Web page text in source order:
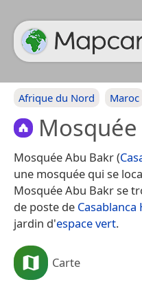
Afrique du Nord Maroc
Mosquée Abu Bakr (
une mosquée qui se
Mosquée Abu Bakr se
de poste de Casablanca
jardin d'espace vert.
Carte